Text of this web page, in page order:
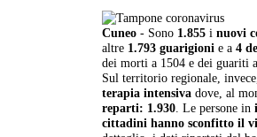
Cuneo - Sono 1.855 inuovi
altre 1.793 guarigioni e a4
dei morti a 1504 e dei guariti
Sul territorio regionale,
terapia intensiva dove, al
reparti: 1.930. Le persone in
cittadini hanno sconfitto il